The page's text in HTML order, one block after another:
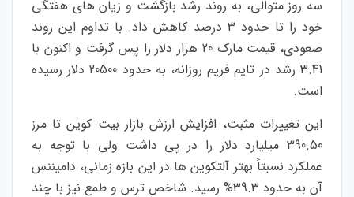
سه روز متوالی، به روند رشد بازگشت و زیان های هفتگی
خود را تا حدود 3 درصد کاهش داد. با تداوم این روند
صعودی، قیمت مارک 20 هزار دلار را پس گرفت و اکنون با
3.41 رشد در تایم فریم روزانه، به حدود 20500 دلار رسیده
است.
این تغییرات مثبت، افزایش ارزش بازار بیت کوین تا مرز
390.50 میلیارد دلار را در پی داشت ولی با توجه به
عملکرد نسبتاً بهتر آلتکوین ها در این بازه زمانی، دامیننس
آن به حدود 39.3% رسید. شاخص ترس و طمع نیز با چند